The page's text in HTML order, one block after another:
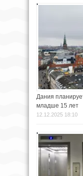
Дания
младше 15 лет
12.12.2025 18:10